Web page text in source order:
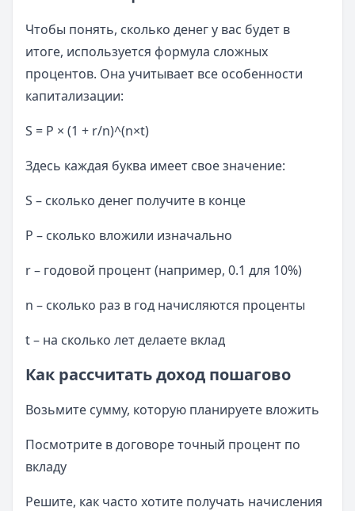
Чтобы понять, сколько денег у вас будет в
итоге, используется формула сложных
процентов. Она учитывает все особенности
капитализации:
S = P × (1 + r/n)^(n×t)
Здесь каждая буква имеет свое значение:
S – сколько денег получите в конце
P – сколько вложили изначально
r – годовой процент (например, 0.1 для 10%)
n – сколько раз в год начисляются проценты
t – на сколько лет делаете вклад
Как рассчитать доход пошагово
Возьмите сумму, которую планируете вложить
Посмотрите в договоре точный процент по
вкладу
Решите, как часто хотите получать начисления